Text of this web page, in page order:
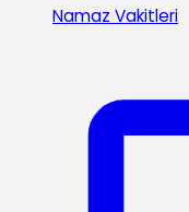
Namaz Vakitleri